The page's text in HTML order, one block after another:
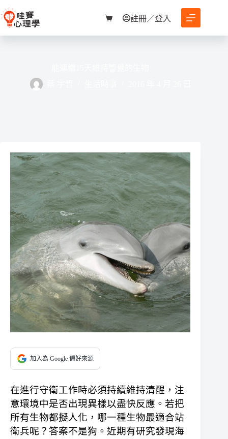
至
購
物
註冊／登入
加入為 Google 偏好來源
在進行守衛工作時必須持續維持清醒，注
意環境中是否出現異樣以盡快反應。若把
所有生物都擬人化，哪一種生物最適合站
衛兵呢？答案不是狗。近期有研究發現海